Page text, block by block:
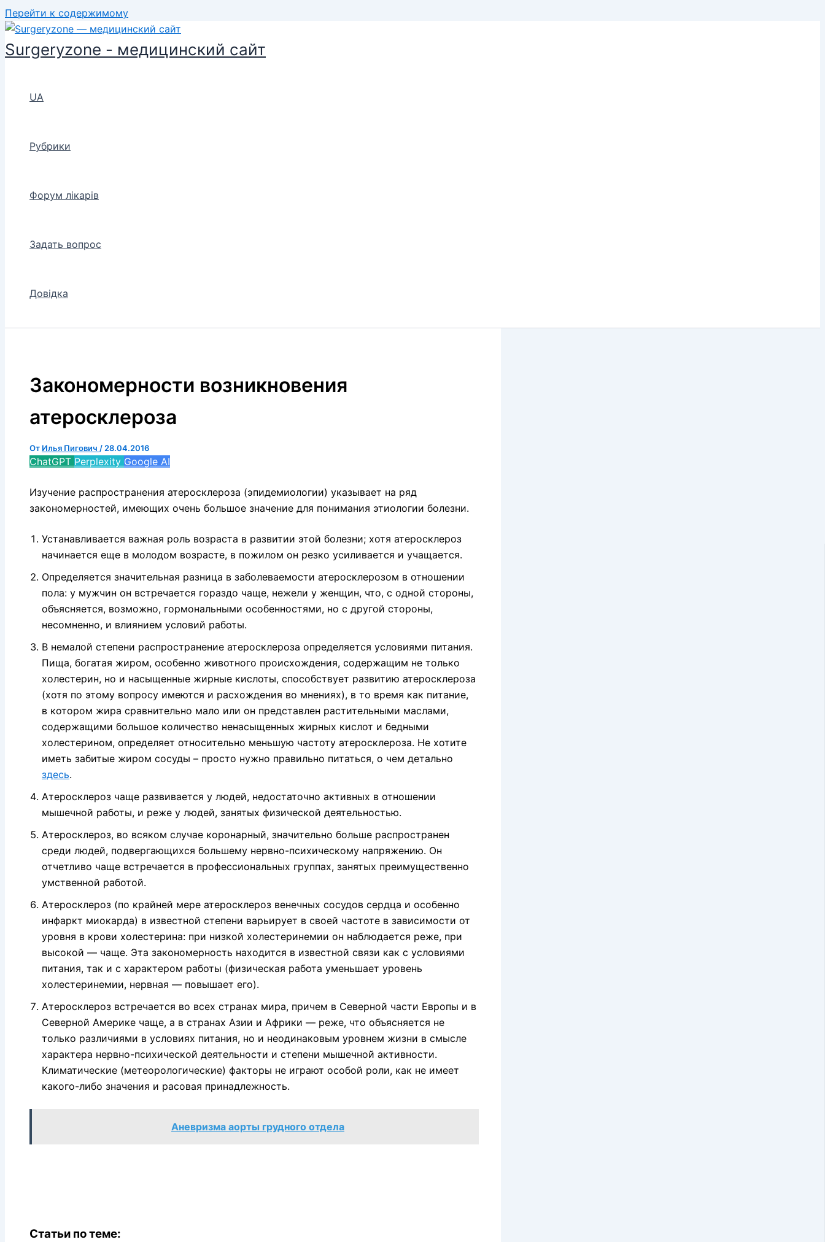
Перейти к содержимому
Surgeryzone - медицинский сайт
UA
Рубрики
Форум лікарів
Задать вопрос
Довідка
Закономерности возникновения
атеросклероза
От Илья Пигович / 28.04.2016
ChatGPT Perplexity Google AI
Изучение распространения атеросклероза (эпидемиологии) указывает на ряд
закономерностей, имеющих очень большое значение для понимания этиологии болезни.
Устанавливается важная роль возраста в развитии этой болезни; хотя атеросклероз
начинается еще в молодом возрасте, в пожилом он резко усиливается и учащается.
Определяется значительная разница в заболеваемости атеросклерозом в отношении
пола: у мужчин он встречается гораздо чаще, нежели у женщин, что, с одной стороны,
объясняется, возможно, гормональными особенностями, но с другой стороны,
несомненно, и влиянием условий работы.
В немалой степени распространение атеросклероза определяется условиями питания.
Пища, богатая жиром, особенно животного происхождения, содержащим не только
холестерин, но и насыщенные жирные кислоты, способствует развитию атеросклероза
(хотя по этому вопросу имеются и расхождения во мнениях), в то время как питание,
в котором жира сравнительно мало или он представлен растительными маслами,
содержащими большое количество ненасыщенных жирных кислот и бедными
холестерином, определяет относительно меньшую частоту атеросклероза. Не хотите
иметь забитые жиром сосуды – просто нужно правильно питаться, о чем детально
здесь.
Атеросклероз чаще развивается у людей, недостаточно активных в отношении
мышечной работы, и реже у людей, занятых физической деятельностью.
Атеросклероз, во всяком случае коронарный, значительно больше распространен
среди людей, подвергающихся большему нервно-психическому напряжению. Он
отчетливо чаще встречается в профессиональных группах, занятых преимущественно
умственной работой.
Атеросклероз (по крайней мере атеросклероз венечных сосудов сердца и особенно
инфаркт миокарда) в известной степени варьирует в своей частоте в зависимости от
уровня в крови холестерина: при низкой холестеринемии он наблюдается реже, при
высокой — чаще. Эта закономерность находится в известной связи как с условиями
питания, так и с характером работы (физическая работа уменьшает уровень
холестеринемии, нервная — повышает его).
Атеросклероз встречается во всех странах мира, причем в Северной части Европы и в
Северной Америке чаще, а в странах Азии и Африки — реже, что объясняется не
только различиями в условиях питания, но и неодинаковым уровнем жизни в смысле
характера нервно-психической деятельности и степени мышечной активности.
Климатические (метеорологические) факторы не играют особой роли, как не имеет
какого-либо значения и расовая принадлежность.
Аневризма аорты грудного отдела
Статьи по теме: